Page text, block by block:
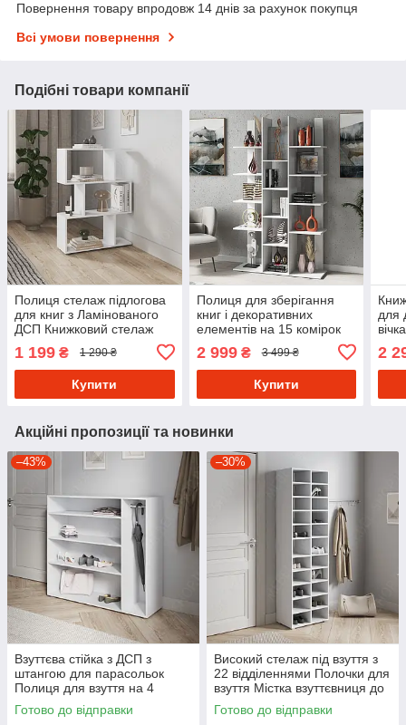
Повернення товару впродовж 14 днів за рахунок покупця
Всі умови повернення
Подібні товари компанії
Полиця стелаж підлогова
для книг з Ламінованого
ДСП Книжковий стелаж
Стелажі для дому
1 199 ₴ 1 290 ₴
Купити
Полиця для зберігання
книг і декоративних
елементів на 15 комірок
дому та офісу з ДСП
2 999₴ 3 499 ₴
Купити
для
ДСП
2
Акційні пропозиції та новинки
–43%
Взуттєва стійка з ДСП з
штангою для парасольок
Полиця для взуття на 4
комірки в передпокій 120 см
шириною
Готово до відправки
–30%
Високий стелаж під взуття з
22 відділеннями Полочки для
взуття Містка взуттєвниця до
передпокою
Готово до відправки